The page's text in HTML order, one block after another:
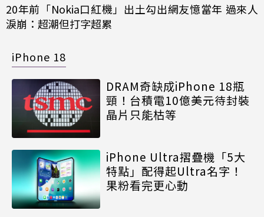
20年前「Nokia口紅機」出土勾出網友憶當年 過來人
淚崩：超潮但打字超累
iPhone 18
DRAM奇缺成iPhone 18瓶
頸！台積電10億美元待封裝
晶片只能枯等
iPhone Ultra摺疊機「5大
特點」配得起Ultra名字！
果粉看完更心動